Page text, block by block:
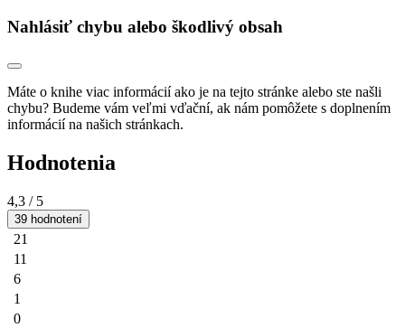
Nahlásiť chybu alebo škodlivý obsah
Máte o knihe viac informácií ako je na tejto stránke alebo ste našli
chybu? Budeme vám veľmi vďační, ak nám pomôžete s doplnením
informácií na našich stránkach.
Hodnotenia
4,3 / 5
39 hodnotení
21
11
6
1
0